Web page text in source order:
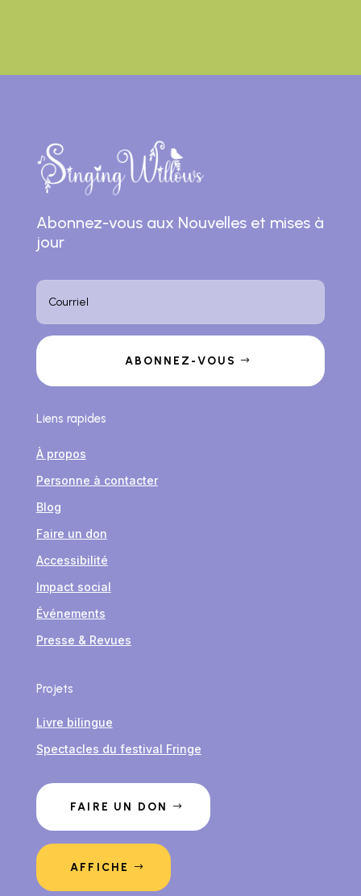
Abonnez-vous aux Nouvelles et mises à
jour
ABONNEZ-VOUS
Liens rapides
À propos
Personne à contacter
Blog
Faire un don
Accessibilité
Impact social
Événements
Presse & Revues
Projets
Livre bilingue
Spectacles du festival Fringe
FAIRE UN DON
AFFICHE